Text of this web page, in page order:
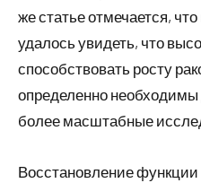
же статье отмечается,
удалось увидеть, что
способствовать росту
определенно
более масштабные
Восстановление функции